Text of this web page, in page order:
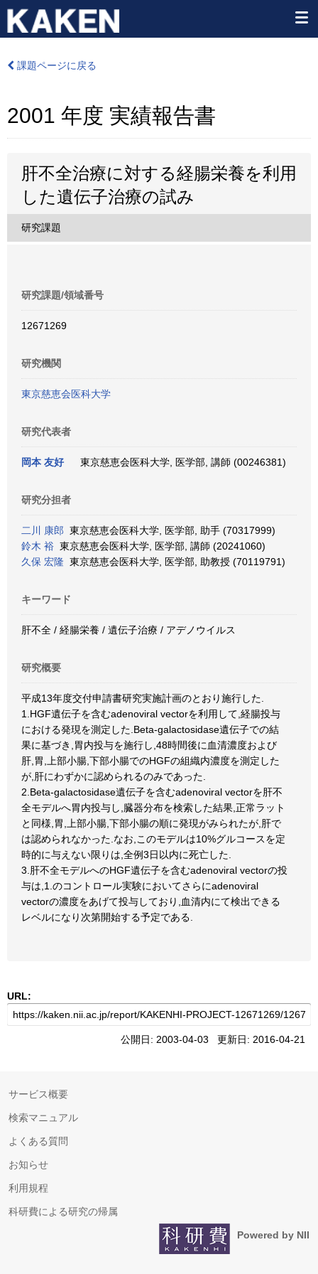
課題ページに戻る
2001 年度 実績報告書
肝不全治療に対する経腸栄養を利用
した遺伝子治療の試み
研究課題
研究課題/領域番号
12671269
研究機関
東京慈恵会医科大学
研究代表者
岡本 友好 東京慈恵会医科大学, 医学部, 講師 (00246381)
研究分担者
二川 康郎 東京慈恵会医科大学, 医学部, 助手 (70317999)
鈴木 裕 東京慈恵会医科大学, 医学部, 講師 (20241060)
久保 宏隆 東京慈恵会医科大学, 医学部, 助教授 (70119791)
キーワード
肝不全 / 経腸栄養 / 遺伝子治療 / アデノウイルス
研究概要
平成13年度交付申請書研究実施計画のとおり施行した.
1.HGF遺伝子を含むadenoviral vectorを利用して,経腸投与
における発現を測定した.Beta-galactosidase遺伝子での結
果に基づき,胃内投与を施行し,48時間後に血清濃度および
肝,胃,上部小腸,下部小腸でのHGFの組織内濃度を測定した
が,肝にわずかに認められるのみであった.
2.Beta-galactosidase遺伝子を含むadenoviral vectorを肝不
全モデルへ胃内投与し,臓器分布を検索した結果,正常ラット
と同様,胃,上部小腸,下部小腸の順に発現がみられたが,肝で
は認められなかった.なお,このモデルは10%グルコースを定
時的に与えない限りは,全例3日以内に死亡した.
3.肝不全モデルへのHGF遺伝子を含むadenoviral vectorの投
与は,1.のコントロール実験においてさらにadenoviral
vectorの濃度をあげて投与しており,血清内にて検出できる
レベルになり次第開始する予定である.
URL:
公開日: 2003-04-03 更新日: 2016-04-21
サービス概要
検索マニュアル
よくある質問
お知らせ
利用規程
科研費による研究の帰属
Powered by NII